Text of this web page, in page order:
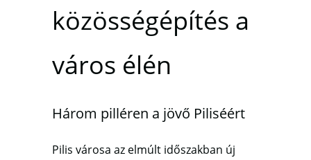
közösségépítés a
város élén
Három pilléren a jövő Piliséért
Pilis városa az elmúlt időszakban új